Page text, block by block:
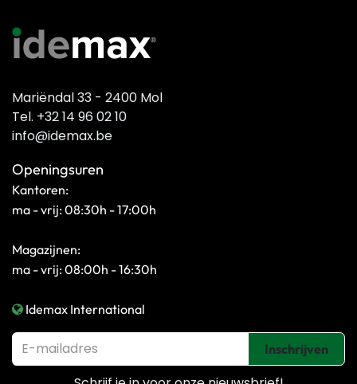
Mariëndal 33 - 2400 Mol
Tel. +32 14 96 02 10
info@idemax.be
Openingsuren
Kantoren:
ma - vrij: 08:30h - 17:00h
Magazijnen:
ma - vrij: 08:00h - 16:30h
Idemax International
Inschrijven